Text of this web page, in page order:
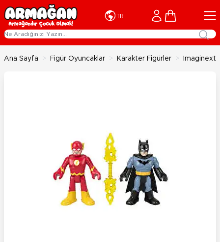
İçeriğe geç
TR Cart
Ana Sayfa > Figür Oyuncaklar > Karakter Figürler > Imaginext